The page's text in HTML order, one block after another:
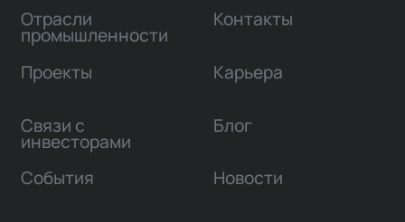
Отрасли
промышленности
Проекты
Связи с
инвесторами
Контакты
Карьера
Блог
События Новости